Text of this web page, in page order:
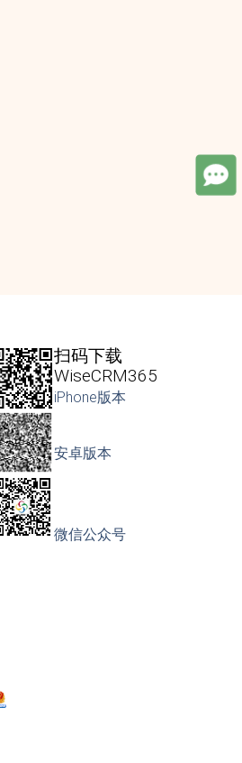
扫码下载
WiseCRM365
iPhone版本
安卓版本
微信公众号